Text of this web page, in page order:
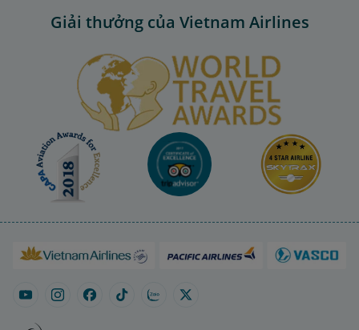
Giải thưởng của Vietnam Airlines